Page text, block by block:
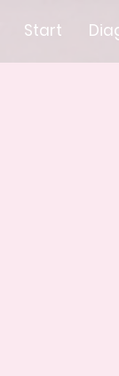
Start